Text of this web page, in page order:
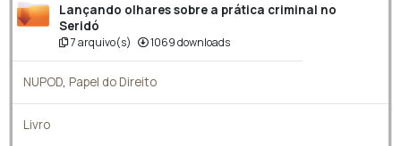
Lançando olhares sobre a prática criminal no
Seridó
7 arquivo(s) 1069 downloads
NUPOD, Papel do Direito
Livro